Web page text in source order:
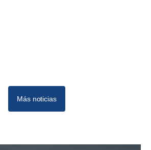
Más noticias